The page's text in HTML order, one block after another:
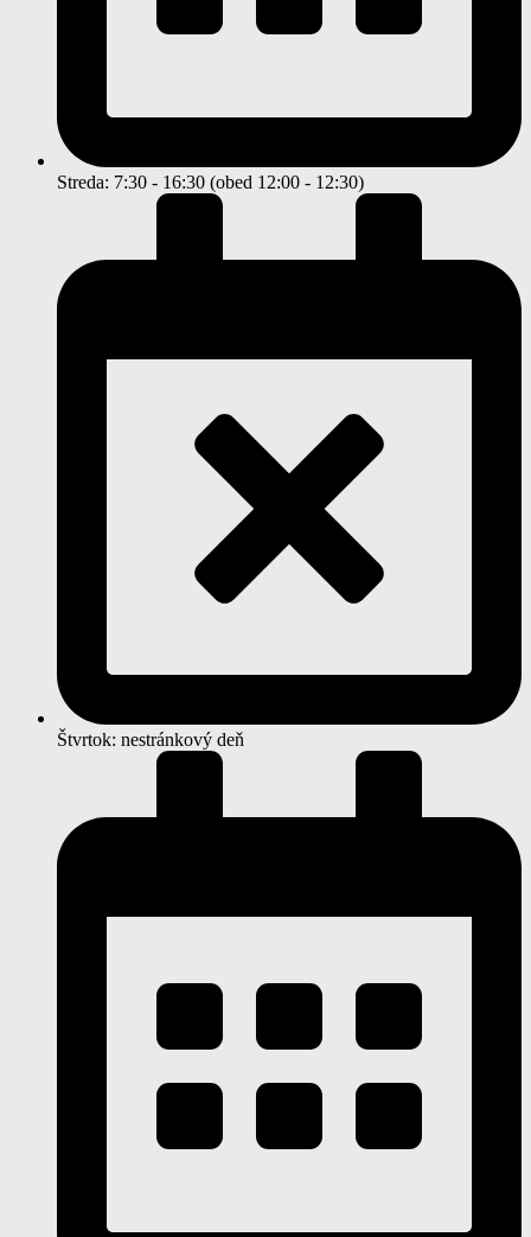
Streda: 7:30 - 16:30 (obed 12:00 - 12:30)
Štvrtok: nestránkový deň